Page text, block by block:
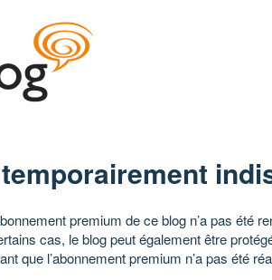
premium de ce blog n’a pas été
cas, le blog peut également être
que l’abonnement premium n’a pas été